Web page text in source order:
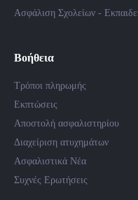
Ασφάλιση Σχολείων -
Βοήθεια
Τρόποι πληρωμής
Εκπτώσεις
Αποστολή ασφαλιστηρίου
Διαχείριση ατυχημάτων
Ασφαλιστικά Νέα
Συχνές Ερωτήσεις